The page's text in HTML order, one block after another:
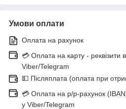
Умови оплати
Оплата на рахунок
💳 Оплата на карту - реквізити
Viber/Telegram
💵 Післяплата (оплата при
💳 Оплата на р/р-рахунок
у Viber/Telegram